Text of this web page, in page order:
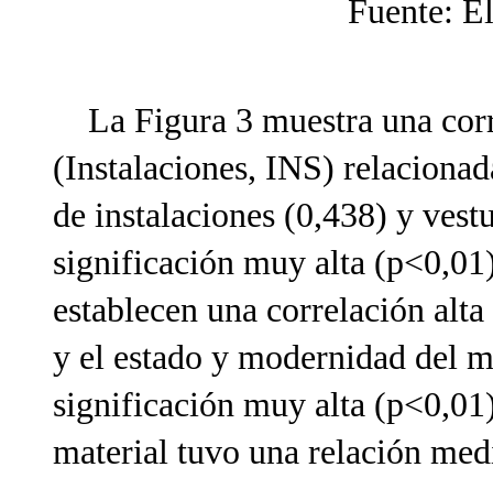
Fuente:
La Figura 3 muestra una
(Instalaciones, INS)
de instalaciones (0,438) y
significación muy alta
establecen una correlación
y el estado y modernidad del
significación muy alta
material tuvo una relación